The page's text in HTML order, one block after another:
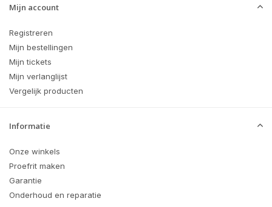
Mijn account
Registreren
Mijn bestellingen
Mijn tickets
Mijn verlanglijst
Vergelijk producten
Informatie
Onze winkels
Proefrit maken
Garantie
Onderhoud en reparatie